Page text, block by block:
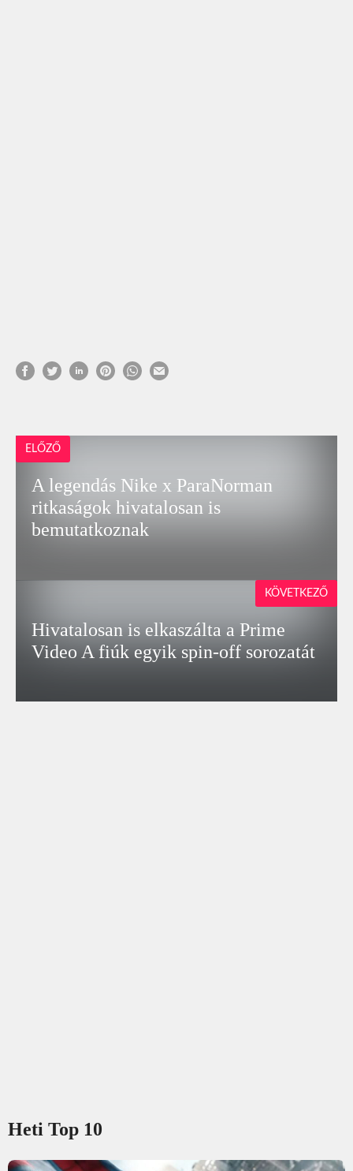
ELŐZŐ
A legendás Nike x ParaNorman
ritkaságok hivatalosan is
bemutatkoznak
Hivatalosan is elkaszálta a Prime
Video A fiúk egyik spin-off sorozatát
KÖVETKEZŐ
Heti Top 10